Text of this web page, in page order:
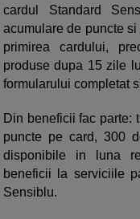
cardul Standard
acumulare de puncte
primirea cardului,
produse dupa 15 zile
formularului completat
Din beneficii fac parte:
puncte pe card, 300
disponibile in luna
beneficii la serviciile
Sensiblu.